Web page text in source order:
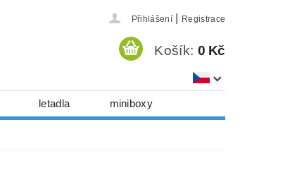
Přihlášení Registrace
Košík: 0 Kč
letadla miniboxy